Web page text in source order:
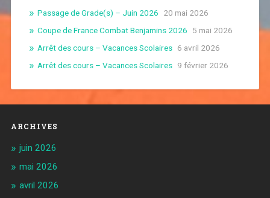
Passage de Grade(s) – Juin 2026
20 mai 2026
Coupe de France Combat Benjamins 2026
5 mai 2026
Arrêt des cours – Vacances Scolaires 6 avril 2026
Arrêt des cours – Vacances Scolaires 9 février 2026
ARCHIVES
juin 2026
mai 2026
avril 2026